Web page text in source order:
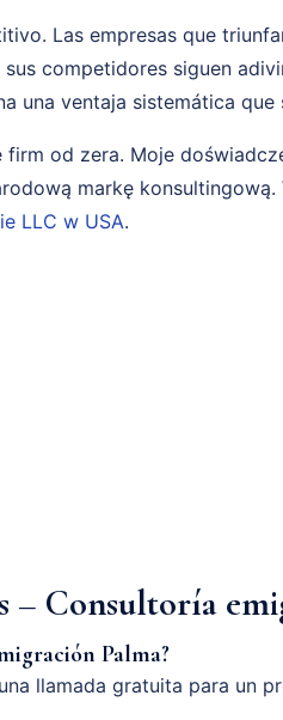
Las empresas que
competidores siguen
una ventaja sistemática que
firm od zera. Moje
markę konsultingową.
LLC w USA.
– Consultoría
Palma?
llamada gratuita para un